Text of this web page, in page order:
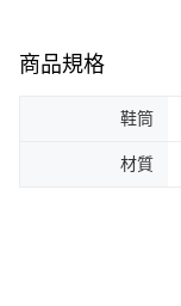
商品規格
鞋筒
材質